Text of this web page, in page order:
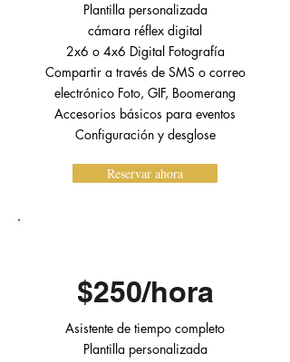
Plantilla personalizada
cámara réflex digital
2x6 o 4x6 Digital Fotografía
Compartir a través de SMS o correo
electrónico Foto, GIF, Boomerang
Accesorios básicos para eventos
Configuración y desglose
Reservar ahora
$250/hora
Asistente de tiempo completo
Plantilla personalizada